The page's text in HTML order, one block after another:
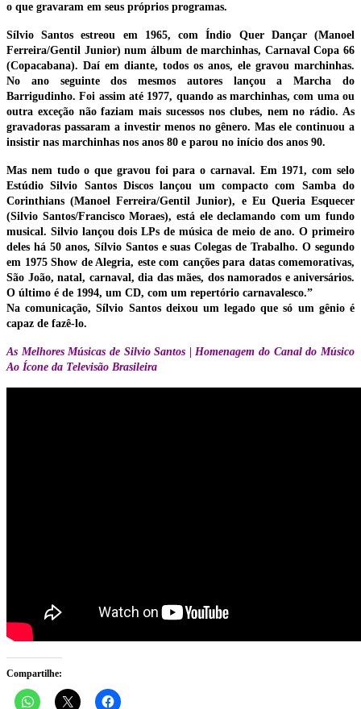
o que gravaram em seus próprios programas.
Sílvio Santos estreou em 1965, com Índio Quer Dançar (Manoel
Ferreira/Gentil Junior) num álbum de marchinhas, Carnaval Copa 66
(Copacabana). Daí em diante, todos os anos, ele gravou marchinhas.
No ano seguinte dos mesmos autores lançou a Marcha do
Barrigudinho. Foi assim até 1977, quando as marchinhas, com uma ou
outra exceção não faziam mais sucessos nos clubes, nem no rádio. As
gravadoras passaram a investir menos no gênero. Mas ele continuou a
insistir nas marchinhas nos anos 80 e parou no início dos anos 90.
Mas nem tudo o que gravou foi para o carnaval. Em 1971, com selo
Estúdio Silvio Santos Discos lançou um compacto com Samba do
Corinthians (Manoel Ferreira/Gentil Junior), e Eu Queria Esquecer
(Silvio Santos/Francisco Moraes), está ele declamando com um fundo
musical. Silvio lançou dois LPs de música de meio de ano. O primeiro
deles há 50 anos, Sílvio Santos e suas Colegas de Trabalho. O segundo
em 1975 Show de Alegria, este com canções para datas comemorativas,
São João, natal, carnaval, dia das mães, dos namorados e aniversários.
O último é de 1994, um CD, com um repertório carnavalesco.”
Na comunicação, Sílvio Santos deixou um legado que só um gênio é
capaz de fazê-lo.
As Melhores Músicas de Silvio Santos | Homenagem do Canal do Músico
Ao Ícone da Televisão Brasileira
Compartilhe: